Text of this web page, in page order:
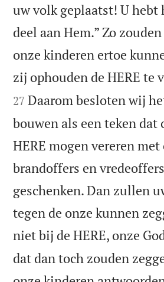
uw volk geplaatst! U hebt
deel aan Hem.” Zo
onze kinderen ertoe
zij ophouden de HERE te
27 Daarom besloten wij
bouwen als een teken dat
HERE mogen vereren met
brandoffers en
geschenken. Dan zullen
tegen de onze kunnen
niet bij de HERE, onze
dat dan toch zouden